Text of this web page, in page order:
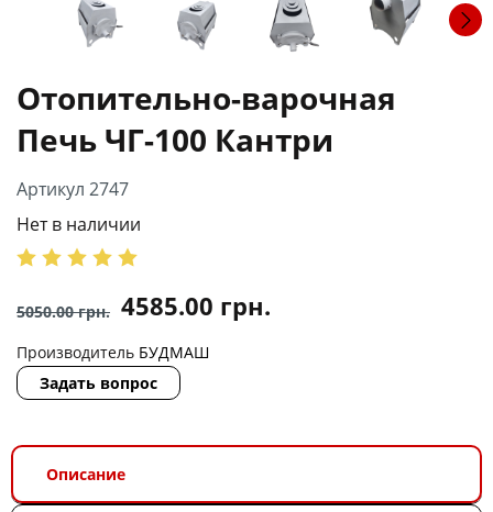
Отопительно-варочная
Печь ЧГ-100 Кантри
Артикул 2747
Нет в наличии
5050.00грн. 4585.00 грн.
Производитель БУДМАШ
Задать вопрос
Описание